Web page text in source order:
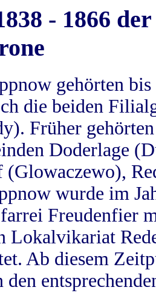
- 1866
gehörten
die beiden
Früher
Doderlage
wurde im
Freudenfier
Lokalvikariat
Ab diesem
den